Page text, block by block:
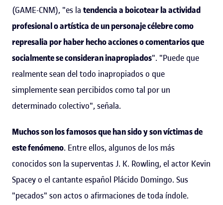
(GAME-CNM), "es la tendencia a boicotear la actividad
profesional o artística de un personaje célebre como
represalia por haber hecho acciones o comentarios que
socialmente se consideran inapropiados". "Puede que
realmente sean del todo inapropiados o que
simplemente sean percibidos como tal por un
determinado colectivo", señala.
Muchos son los famosos que han sido y son víctimas de
este fenómeno. Entre ellos, algunos de los más
conocidos son la superventas J. K. Rowling, el actor Kevin
Spacey o el cantante español Plácido Domingo. Sus
"pecados" son actos o afirmaciones de toda índole.